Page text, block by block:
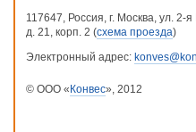
117647, Россия, г. Москва, ул. 2-
д. 21, корп. 2 (схема проезда)
Электронный адрес:
© ООО « Конвес», 2012